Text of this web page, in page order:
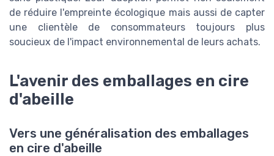
de réduire l'empreinte écologique mais aussi de capter
une clientèle de consommateurs toujours plus
soucieux de l'impact environnemental de leurs achats.
L'avenir des emballages en cire
d'abeille
Vers une généralisation des emballages
en cire d'abeille